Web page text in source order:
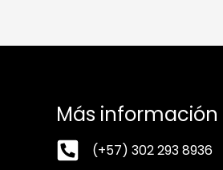
Más información
(+57) 302 293 8936